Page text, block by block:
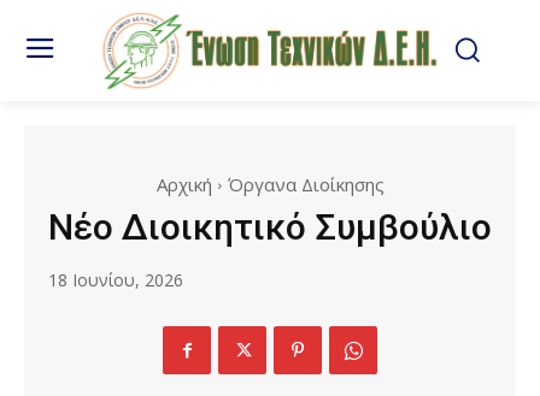
Αρχική Όργανα Διοίκησης
Νέο Διοικητικό Συμβούλιο
18 Ιουνίου, 2026